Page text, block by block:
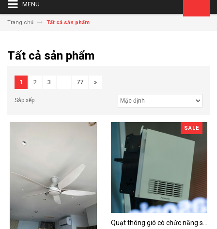
MENU
Trang chủ Tất cả sản phẩm
Tất cả sản phẩm
Sắp xếp:
1 2 3 ... 77 »
SALE
Quạt thông gió có chức năng sưởi ấm, dùng cho phòng tắm - FV-30BZ1